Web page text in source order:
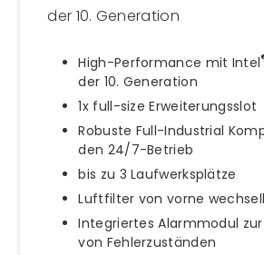
der 10. Generation
High-Performance mit Intel
der 10. Generation
1x full-size Erweiterungsslot
Robuste Full-Industrial
den 24/7-Betrieb
bis zu 3 Laufwerksplätze
Luftfilter von vorne
Integriertes Alarmmodul
von Fehlerzuständen